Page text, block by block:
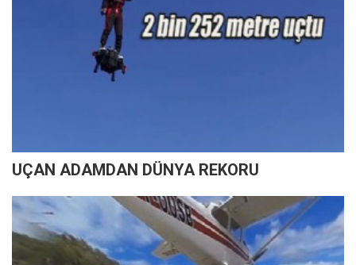
UÇAN ADAMDAN DÜNYA REKORU